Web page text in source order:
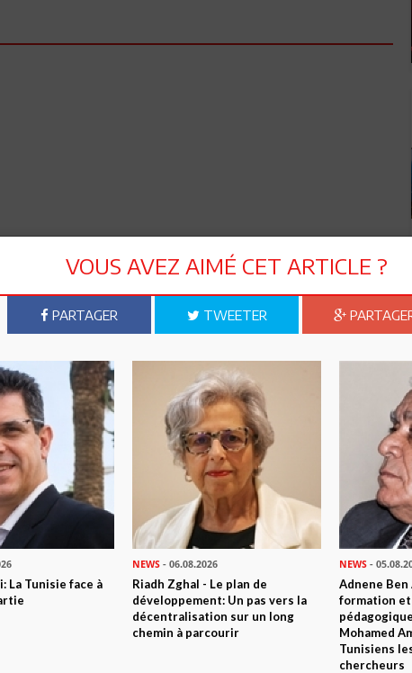
VOUS AVEZ AIMÉ CET ARTICLE ?
PARTAGER TWEETER
La Tunisie face à
NEWS - 06.08.2026
Riadh Zghal - Le plan de
développement: Un pas vers la
décentralisation sur un long
chemin à parcourir
NEWS-
Adnene Ben
formation
Mohamed
Tunisiens
chercheurs